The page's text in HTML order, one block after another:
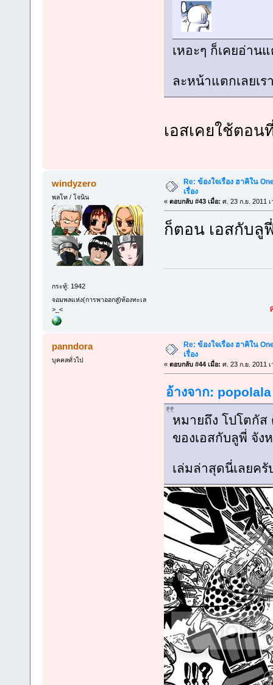
เหอะๆ ก็เคยอ่าน
ละหน้าแตกเลยเ
เอสเคยใช้ตอ
windyzero
พลโท / โจนิน
กระทู้: 1942
จอมพลแห่ง(การพาออกสู่)ท้องทะเล
>_<
Re: ข้องใจเรื่อง ฮาคิใน
เรื่อง
« ตอบกลับ #43 เมื่อ: ศ. 23 ก.ย. 2011
ก็ตอน เอสกับลู
panndora
บุคคลทั่วไป
Re: ข้องใจเรื่อง ฮาคิใน
เรื่อง
« ตอบกลับ #44 เมื่อ: ศ. 23 ก.ย. 2011
อ้างจาก:
หมายถึง โปโตกัส
ของเอสกับลูพี่ จัง
เล่มล่าสุดนี่เลยค